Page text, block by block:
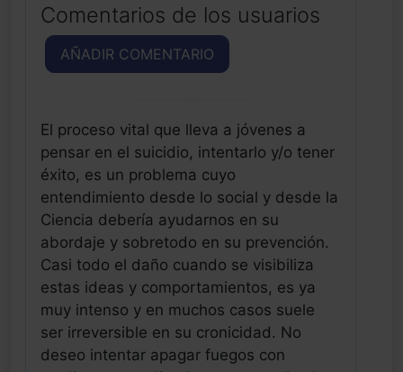
Comentarios de los usuarios
AÑADIR COMENTARIO
El proceso vital que lleva a jóvenes a
pensar en el suicidio, intentarlo y/o tener
éxito, es un problema cuyo
entendimiento desde lo social y desde la
Ciencia debería ayudarnos en su
abordaje y sobretodo en su prevención.
Casi todo el daño cuando se visibiliza
estas ideas y comportamientos, es ya
muy intenso y en muchos casos suele
ser irreversible en su cronicidad. No
deseo intentar apagar fuegos con